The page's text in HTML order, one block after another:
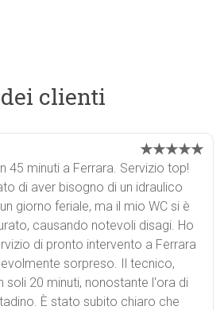
clienti
★★★★★
45 minuti a Ferrara. Servizio top!
di aver bisogno di un idraulico
giorno feriale, ma il mio WC si è
causando notevoli disagi. Ho
di pronto intervento a Ferrara
sorpreso. Il tecnico,
soli 20 minuti, nonostante l'ora di
È stato subito chiaro che